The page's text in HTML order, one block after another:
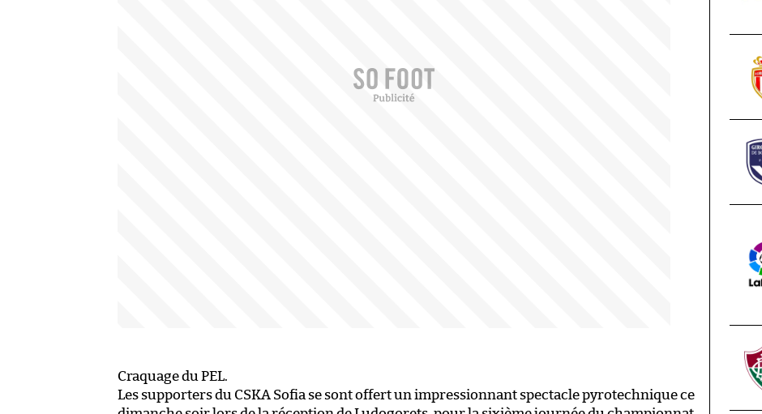
Craquage du PEL.
Les supporters du CSKA Sofia se sont offert un impressionnant spectacle pyrotechnique ce